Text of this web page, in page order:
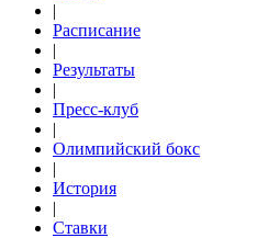
|
Расписание
|
Результаты
|
Пресс-клуб
|
Олимпийский бокс
|
История
|
Ставки